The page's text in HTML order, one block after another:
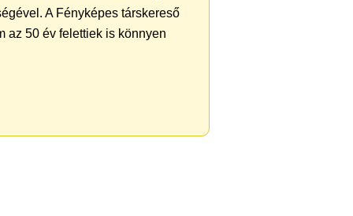
A Fényképes társkereső
az 50 év felettiek is könnyen